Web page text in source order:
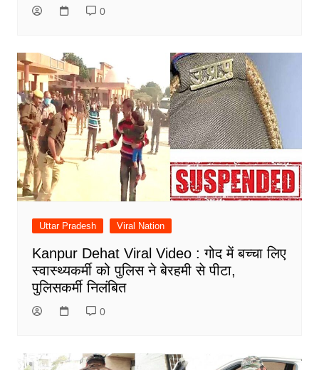
0
Uttar Pradesh Viral Nation
Kanpur Dehat Viral Video : गोद में बच्चा लिए
स्वास्थ्यकर्मी को पुलिस ने बेरहमी से पीटा,
पुलिसकर्मी निलंबित
0